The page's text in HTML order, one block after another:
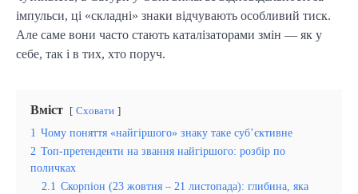
імпульси, ці «складні» знаки відчувають особливий тиск.
Але саме вони часто стають каталізаторами змін — як у
себе, так і в тих, хто поруч.
Вміст Сховати
1 Чому поняття «найгіршого» знаку таке суб’єктивне
2 Топ-претенденти на звання найгіршого: розбір по
поличках
2.1 Скорпіон (23 жовтня – 21 листопада): глибина, яка